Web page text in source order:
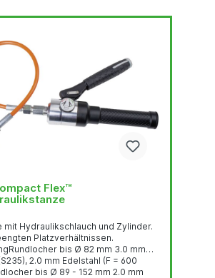
Flex™
mit Hydraulikschlauch und Zylinder.
Platzverhältnissen.
bis Ø 82 mm 3.0 mm
2.0 mm Edelstahl (F = 600
bis Ø 89 - 152 mm 2.0 mm